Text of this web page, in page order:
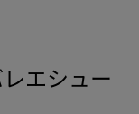
エシュー